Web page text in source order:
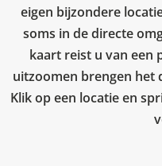
eigen bijzondere
soms in de directe
kaart reist u van een
uitzoomen brengen het
Klik op een locatie en